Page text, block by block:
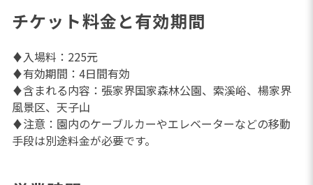
チケット料金と有効期間
♦入場料：225元
♦有効期間：4日間有効
♦含まれる内容：張家界国家森林公園、索溪峪、楊家界
風景区、天子山
♦注意：園内のケーブルカーやエレベーターなどの移動
手段は別途料金が必要です。